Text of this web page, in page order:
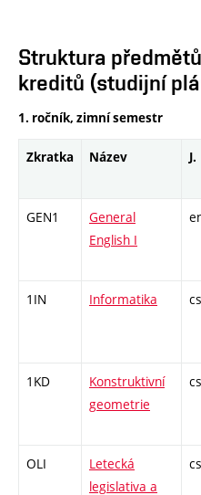
Struktura
kreditů (studijní
1. ročník, zimní semestr
Zkratka Název J.
GEN1
General
English I
1IN Informatika cs
1KD
Konstruktivní
geometrie
cs
OLI
Letecká
legislativa a
cs